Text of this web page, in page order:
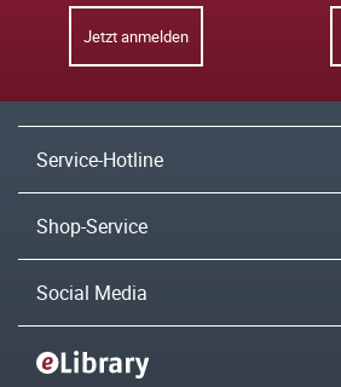
Jetzt anmelden
Service-Hotline
Shop-Service
Social Media